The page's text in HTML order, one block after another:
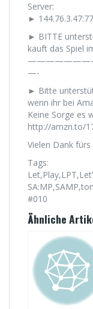
Server:
►
► BITTE
kauft das Spiel
—-
► Bitte
wenn ihr bei
Keine Sorge es
http://amzn.to/
Vielen Dank fürs
Tags:
#010
Ähnliche